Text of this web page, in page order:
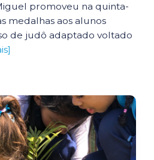
promoveu na quinta-
medalhas aos alunos
de judô adaptado voltado